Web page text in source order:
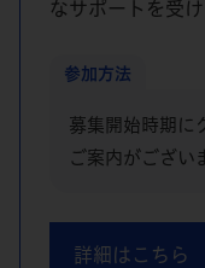
なサポートを受け
参加方法
募集開始時期に
ご案内がござい
詳細はこちら